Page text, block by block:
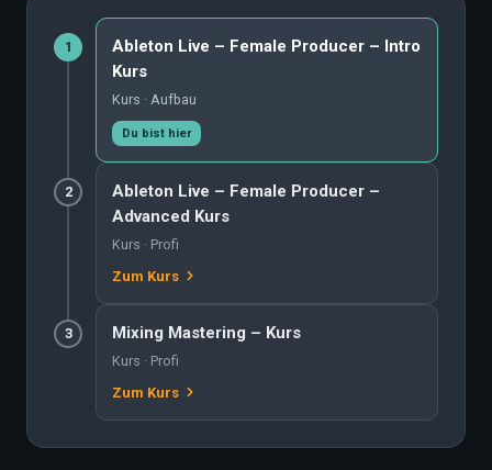
1
Ableton Live – Female Producer – Intro
Kurs
Kurs · Aufbau
Du bist hier
2
Ableton Live – Female Producer –
Advanced Kurs
Kurs · Profi
Zum Kurs
3 Mixing Mastering – Kurs
Kurs · Profi
Zum Kurs